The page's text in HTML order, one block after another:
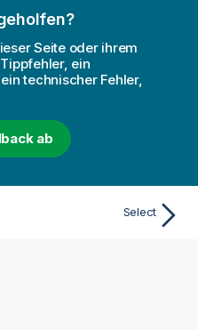
Seite oder ihrem
ein
technischer Fehler,
ab
Select